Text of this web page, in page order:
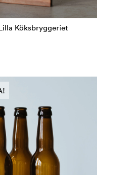
Köksbryggeriet